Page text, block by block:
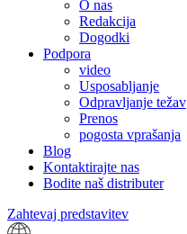
O nas
Redakcija
Dogodki
Podpora
video
Usposabljanje
Odpravljanje težav
Prenos
pogosta vprašanja
Blog
Kontaktirajte nas
Bodite naš distributer
Zahtevaj predstavitev